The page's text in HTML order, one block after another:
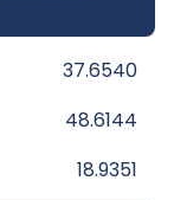
37.6540
48.6144
18.9351